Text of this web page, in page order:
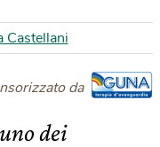
Castellani
da
dei